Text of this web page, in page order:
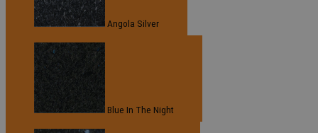
Angola Silver
Blue In The Night